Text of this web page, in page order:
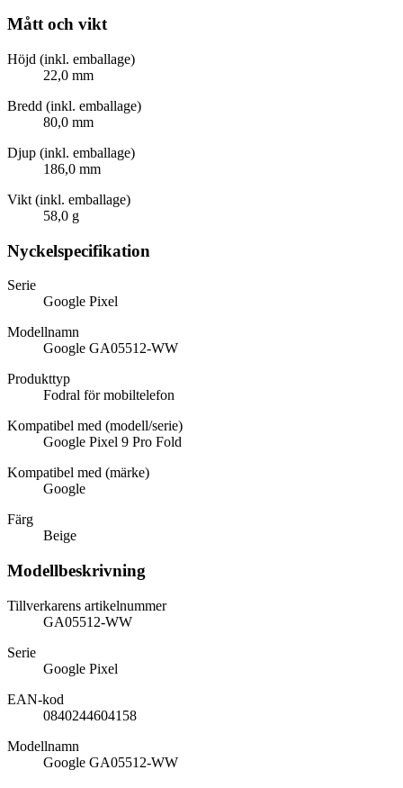
Mått och vikt
Höjd (inkl. emballage)
22,0 mm
Bredd (inkl. emballage)
80,0 mm
Djup (inkl. emballage)
186,0 mm
Vikt (inkl. emballage)
58,0 g
Nyckelspecifikation
Serie
Google Pixel
Modellnamn
Google GA05512-WW
Produkttyp
Fodral för mobiltelefon
Kompatibel med (modell/serie)
Google Pixel 9 Pro Fold
Kompatibel med (märke)
Google
Färg
Beige
Modellbeskrivning
Tillverkarens artikelnummer
GA05512-WW
Serie
Google Pixel
EAN-kod
0840244604158
Modellnamn
Google GA05512-WW